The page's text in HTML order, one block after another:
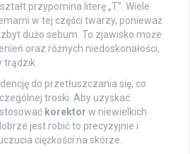
przypomina literę „T”. Wiele
w tej części twarzy, ponieważ
dużo sebum. To zjawisko może
oraz różnych niedoskonałości,
trądzik.
do przetłuszczania się, co
troski. Aby uzyskać
korektor w niewielkich
jest robić to precyzyjnie i
ciężkości na skórze.